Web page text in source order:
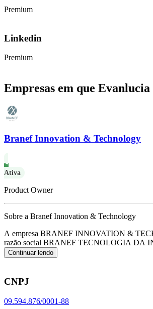
Premium
Linkedin
Premium
Empresas em que Evanlucia
Branef Innovation & Technology
Ativa
Product Owner
Sobre a Branef Innovation & Technology
A empresa BRANEF INNOVATION &
razão social BRANEF TECNOLOGIA DA
opera com o CNPJ 09.594.876/0001-88 e tem
em Salvador/BA.
customizáveis, de acordo com o código CNAE
Continuar lendo
CNPJ
09.594.876/0001-88